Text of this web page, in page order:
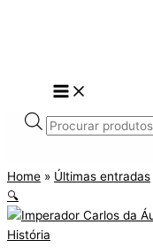
Products
Home » Últimas entradas
🔍
História